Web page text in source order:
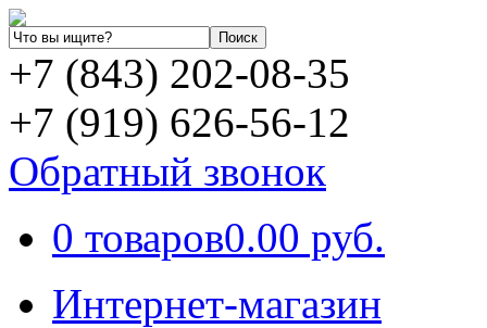
+7 (843) 202-08-35
+7 (919) 626-56-12
Обратный звонок
0 товаров0.00 руб.
Интернет-магазин